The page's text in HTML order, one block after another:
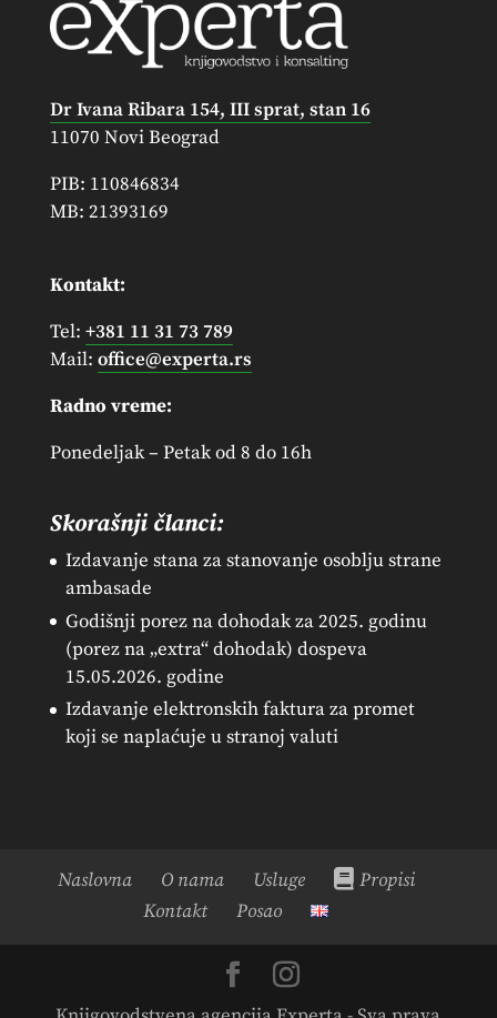
Dr Ivana Ribara 154, III sprat, stan 16
11070 Novi Beograd
PIB: 110846834
MB: 21393169
Kontakt:
Tel: +381 11 31 73 789
Mail: office@experta.rs
Radno vreme:
Ponedeljak – Petak od 8 do 16h
Skorašnji članci:
Izdavanje stana za stanovanje osoblju strane
ambasade
Godišnji porez na dohodak za 2025. godinu
(porez na „extra“ dohodak) dospeva
15.05.2026. godine
Izdavanje elektronskih faktura za promet
koji se naplaćuje u stranoj valuti
Naslovna O nama Usluge
Propisi
Kontakt
Posao